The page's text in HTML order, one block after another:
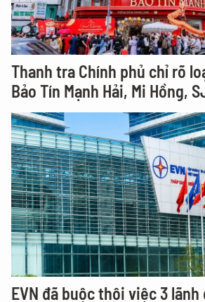
Thanh tra Chính phủ chỉ rõ
Bảo Tín Mạnh Hải, Mi Hồng,
EVN đã buộc thôi việc 3 lãnh